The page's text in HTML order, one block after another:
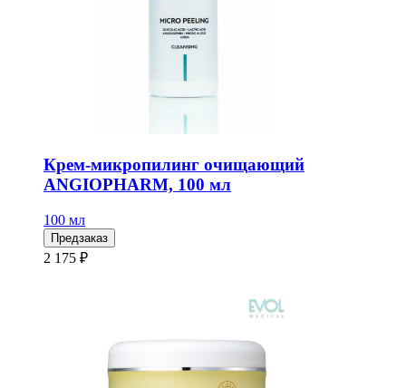
Крем-микропилинг очищающий
ANGIOPHARM, 100 мл
100 мл
Предзаказ
2 175 ₽